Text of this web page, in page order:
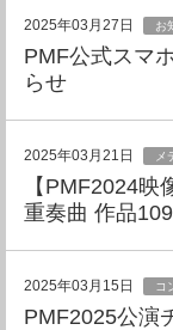
2025年03月27日 お
PMF公式スマ
らせ
2025年03月21日 メ
【PMF2024
重奏曲 作品
2025年03月15日 コ
PMF2025公演